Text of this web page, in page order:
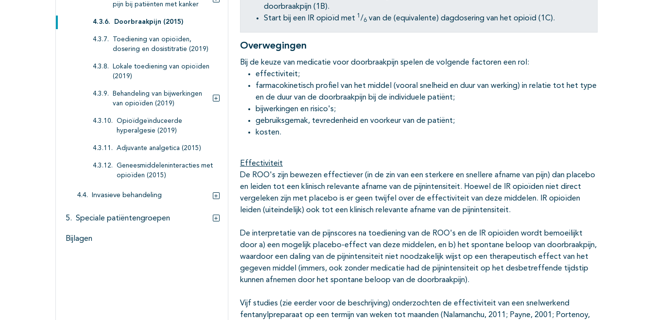
pijn bij patiënten met kanker
Subpagina's open- en dichtklappen
Doorbraakpijn (2015)
Toediening van opioïden,
dosering en dosistitratie (2019)
Lokale toediening van opioïden
(2019)
Behandeling van bijwerkingen
van opioïden (2019)
Subpagina's open- en dichtklappen
Opioïdgeïnduceerde
hyperalgesie (2019)
Adjuvante analgetica (2015)
Geneesmiddeleninteracties met
opioïden (2015)
Invasieve behandeling
Subpagina's open- en dichtklappen
Speciale patiëntengroepen
Subpagina's open- en dichtklappen
Bijlagen
doorbraakpijn (1B).
Start bij een IR opioïd met 1 /6 van de (equivalente) dagdosering van het opioïd (1C).
Overwegingen
Bij de keuze van medicatie voor doorbraakpijn spelen de volgende factoren een rol:
effectiviteit;
farmacokinetisch profiel van het middel (vooral snelheid en duur van werking) in relatie tot het type
en de duur van de doorbraakpijn bij de individuele patiënt;
bijwerkingen en risico's;
gebruiksgemak, tevredenheid en voorkeur van de patiënt;
kosten.
Effectiviteit
De ROO's zijn bewezen effectiever (in de zin van een sterkere en snellere afname van pijn) dan placebo
en leiden tot een klinisch relevante afname van de pijnintensiteit. Hoewel de IR opioïden niet direct
vergeleken zijn met placebo is er geen twijfel over de effectiviteit van deze middelen. IR opioïden
leiden (uiteindelijk) ook tot een klinisch relevante afname van de pijnintensiteit.
De interpretatie van de pijnscores na toediening van de ROO's en de IR opioïden wordt bemoeilijkt
door a) een mogelijk placebo-effect van deze middelen, en b) het spontane beloop van doorbraakpijn,
waardoor een daling van de pijnintensiteit niet noodzakelijk wijst op een therapeutisch effect van het
gegeven middel (immers, ook zonder medicatie had de pijnintensiteit op het desbetreffende tijdstip
kunnen afnemen door het spontane beloop van de doorbraakpijn).
Vijf studies (zie eerder voor de beschrijving) onderzochten de effectiviteit van een snelwerkend
fentanylpreparaat op een termijn van weken tot maanden (Nalamanchu, 2011; Payne, 2001; Portenoy,